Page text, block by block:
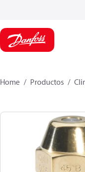
Home Productos